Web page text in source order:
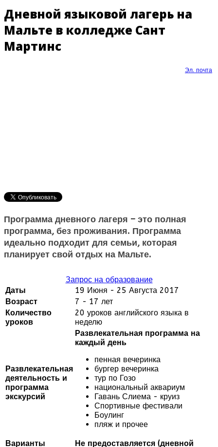
Дневной языковой лагерь на
Мальте в колледже Сант
Мартинс
Эл. почта
Программа дневного лагеря – это полная
программа, без проживания. Программа
идеально подходит для семьи, которая
планирует свой отдых на Мальте.
Запрос на образование
Даты
19 Июня - 25 Августа 2017
Возраст
7 - 17 лет
Количество
уроков
20 уроков английского языка в
неделю
Развлекательная
деятельность и
программа
экскурсий
Развлекательная программа на
каждый день
пенная вечеринка
бургер вечеринка
тур по Гозо
национальный аквариум
Гавань Слиема - круиз
Спортивные фестивали
Боулинг
пляж и прочее
Варианты
Не предоставляется (дневной